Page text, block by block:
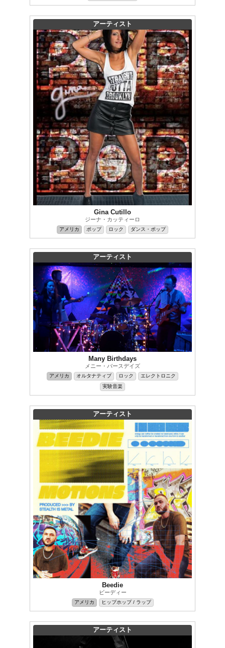
アーティスト
Gina Cutillo
ジーナ・カッティーロ
アメリカ ポップ ロック ダンス・ポップ
アーティスト
Many Birthdays
メニー・バースデイズ
アメリカ オルタナティブ ロック
エレクトロニク
実験音楽
アーティスト
Beedie
ビーディー
アメリカ ヒップホップ / ラップ
アーティスト